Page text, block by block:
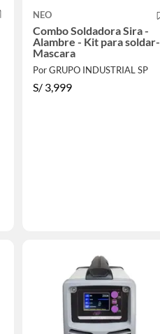
NEO
Combo Soldadora Sira -
Alambre - Kit para soldar-
Mascara
Por GRUPO INDUSTRIAL SP
S/ 3,999